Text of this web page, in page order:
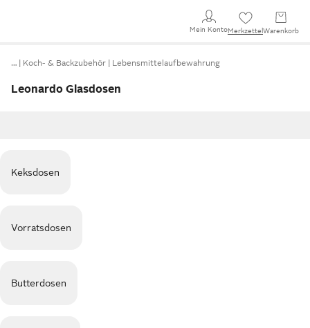
Mein KontoMerkzettel Warenkorb
… Koch- & Backzubehör Lebensmittelaufbewahrung
Leonardo Glasdosen
Keksdosen
Vorratsdosen
Butterdosen